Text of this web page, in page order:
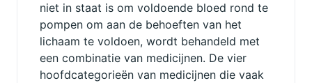
niet in staat is om voldoende bloed rond te
pompen om aan de behoeften van het
lichaam te voldoen, wordt behandeld met
een combinatie van medicijnen. De vier
hoofdcategorieën van medicijnen die vaak